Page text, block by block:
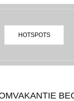
HOTSPOTS